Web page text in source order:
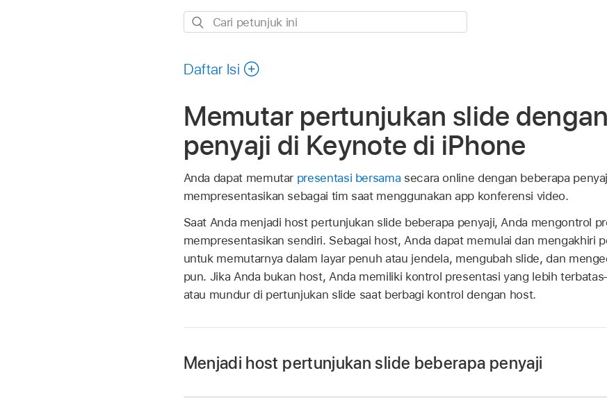
Cari
Daftar Isi
Memutar pertunjukan slide
penyaji di Keynote di iPhone
Anda dapat memutar presentasi bersama secara online dengan beberapa
mempresentasikan sebagai tim saat menggunakan app konferensi video.
Saat Anda menjadi host pertunjukan slide beberapa penyaji, Anda mengontrol
mempresentasikan sendiri. Sebagai host, Anda dapat memulai dan mengakhiri
untuk memutarnya dalam layar penuh atau jendela, mengubah slide, dan
pun. Jika Anda bukan host, Anda memiliki kontrol presentasi yang lebih
atau mundur di pertunjukan slide saat berbagi kontrol dengan host.
Menjadi host pertunjukan slide beberapa penyaji